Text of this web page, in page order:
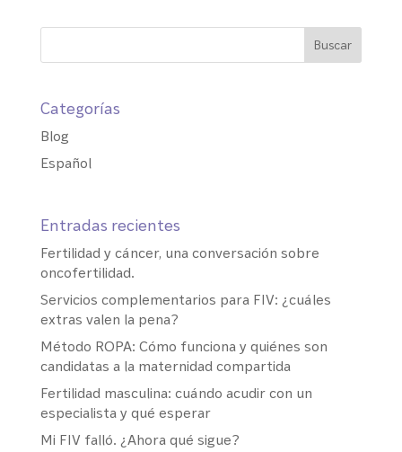
Categorías
Blog
Español
Entradas recientes
Fertilidad y cáncer, una conversación sobre
oncofertilidad.
Servicios complementarios para FIV: ¿cuáles
extras valen la pena?
Método ROPA: Cómo funciona y quiénes son
candidatas a la maternidad compartida
Fertilidad masculina: cuándo acudir con un
especialista y qué esperar
Mi FIV falló. ¿Ahora qué sigue?